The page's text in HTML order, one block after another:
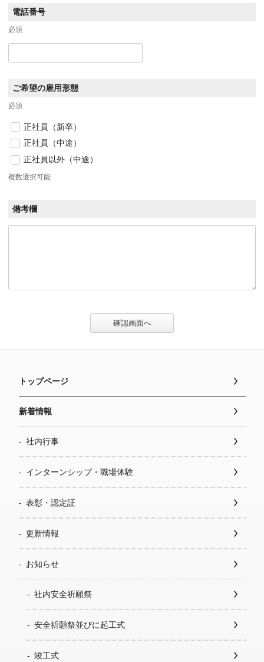
電話番号
必須
ご希望の雇用形態
必須
正社員（新卒）
正社員（中途）
正社員以外（中途）
複数選択可能
備考欄
確認画面へ
トップページ
新着情報
社内行事
インターンシップ・職場体験
表彰・認定証
更新情報
お知らせ
社内安全祈願祭
安全祈願祭並びに起工式
竣工式